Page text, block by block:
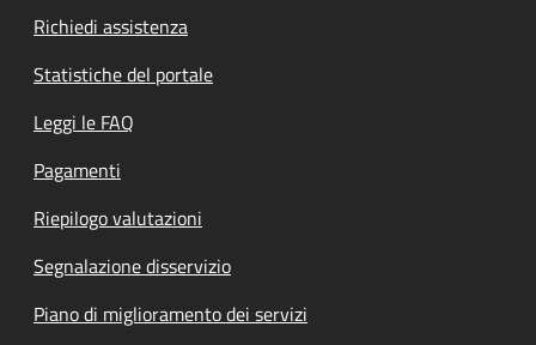
Richiedi assistenza
Statistiche del portale
Leggi le FAQ
Pagamenti
Riepilogo valutazioni
Segnalazione disservizio
Piano di miglioramento dei servizi